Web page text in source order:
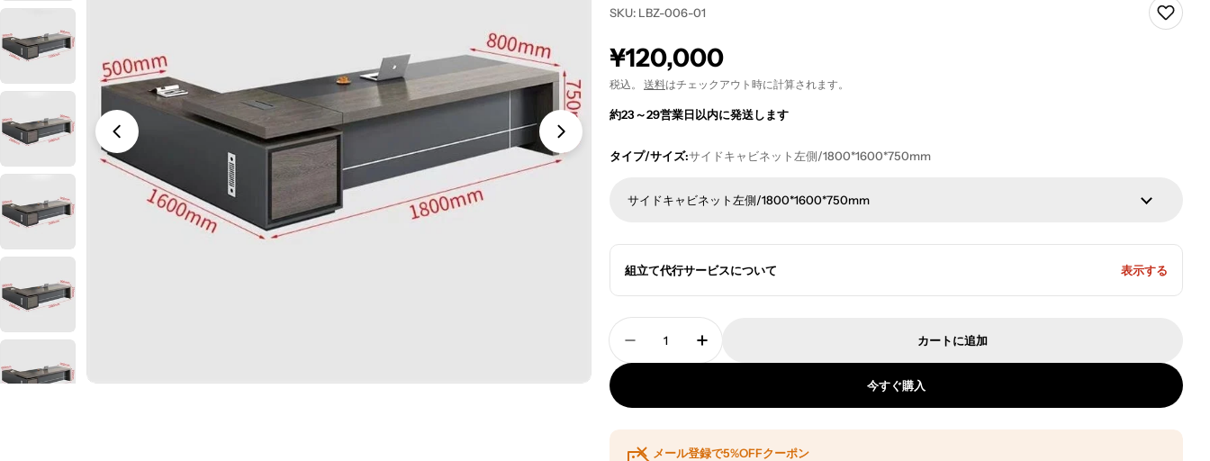
SKU: LBZ-006-01
通
常
価
格
¥120,000
税込。 送料はチェックアウト時に計算されます。
約23～29営業日以内に発送します
タイプ/サイズ:サイドキャビネット左側/1800*1600*750mm
サイドキャビネット左側/1800*1600*750mm
組立て代行サービスについて 表示する
数
量
エグゼクティブデスク 役員用デスク シンプルでモダン オフィスデスク デス
エグゼクティブデスク 役員用デスク シンプルでモダン オフィスデ
カートに追加
今すぐ購入
メール登録で5%OFFクーポン